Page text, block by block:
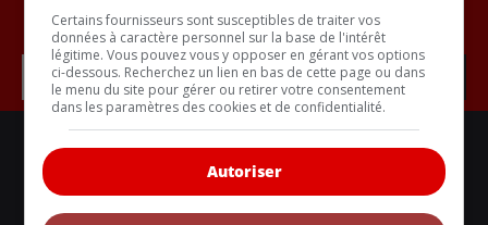
Inscrivez vous à l'infolettre.
ACTUALITÉS
BANCS D'ESSAIS
Certains fournisseurs sont susceptibles de traiter vos
données à caractère personnel sur la base de l'intérêt
légitime. Vous pouvez vous y opposer en gérant vos options
ci-dessous. Recherchez un lien en bas de cette page ou dans
le menu du site pour gérer ou retirer votre consentement
dans les paramètres des cookies et de confidentialité.
Autoriser